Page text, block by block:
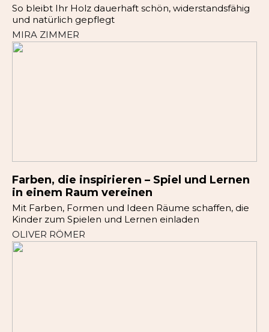
So bleibt Ihr Holz dauerhaft schön, widerstandsfähig
und natürlich gepflegt
MIRA ZIMMER
Farben, die inspirieren – Spiel und Lernen
in einem Raum vereinen
Mit Farben, Formen und Ideen Räume schaffen, die
Kinder zum Spielen und Lernen einladen
OLIVER RÖMER